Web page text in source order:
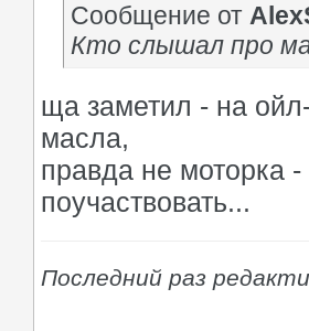
Сообщение от
Кто слышал про
ща заметил - на
масла,
правда не моторка
поучаствовать...
Последний раз